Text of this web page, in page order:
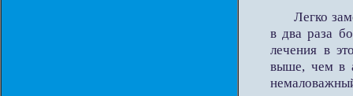
Легко
в два раза
лечения в
выше, чем в